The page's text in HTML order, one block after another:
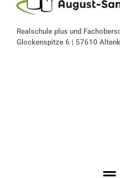
Realschule plus und
Glockenspitze 6 | 57610